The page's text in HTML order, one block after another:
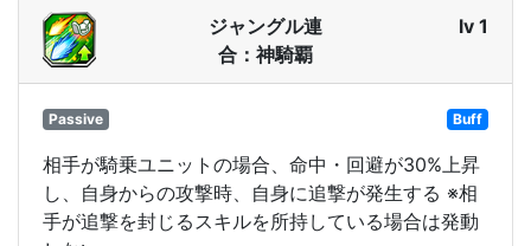
ジャングル連
合：神騎覇
lv 1
Passive Buff
相手が騎乗ユニットの場合、命中・回避が30%上昇
し、自身からの攻撃時、自身に追撃が発生する ※相
手が追撃を封じるスキルを所持している場合は発動